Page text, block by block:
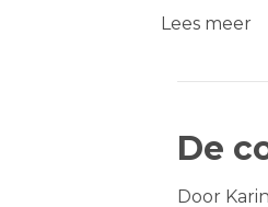
Lees meer
De
Door